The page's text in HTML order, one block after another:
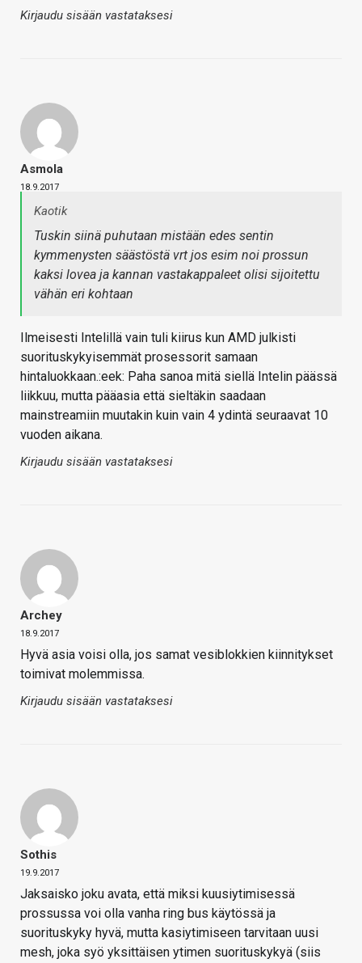
Kirjaudu sisään vastataksesi
Asmola
18.9.2017
Kaotik
Tuskin siinä puhutaan mistään edes sentin
kymmenysten säästöstä vrt jos esim noi prossun
kaksi lovea ja kannan vastakappaleet olisi sijoitettu
vähän eri kohtaan
Ilmeisesti Intelillä vain tuli kiirus kun AMD julkisti
suorituskykyisemmät prosessorit samaan
hintaluokkaan.:eek: Paha sanoa mitä siellä Intelin päässä
liikkuu, mutta pääasia että sieltäkin saadaan
mainstreamiin muutakin kuin vain 4 ydintä seuraavat 10
vuoden aikana.
Kirjaudu sisään vastataksesi
Archey
18.9.2017
Hyvä asia voisi olla, jos samat vesiblokkien kiinnitykset
toimivat molemmissa.
Kirjaudu sisään vastataksesi
Sothis
19.9.2017
Jaksaisko joku avata, että miksi kuusiytimisessä
prossussa voi olla vanha ring bus käytössä ja
suorituskyky hyvä, mutta kasiytimiseen tarvitaan uusi
mesh, joka syö yksittäisen ytimen suorituskykyä (siis